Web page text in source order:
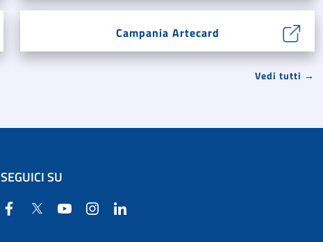
Campania Artecard
Vedi tutti →
SEGUICI SU
Facebook
Twitter YouTube Instagram